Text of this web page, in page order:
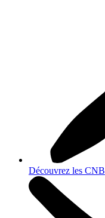
Découvrez les CNB